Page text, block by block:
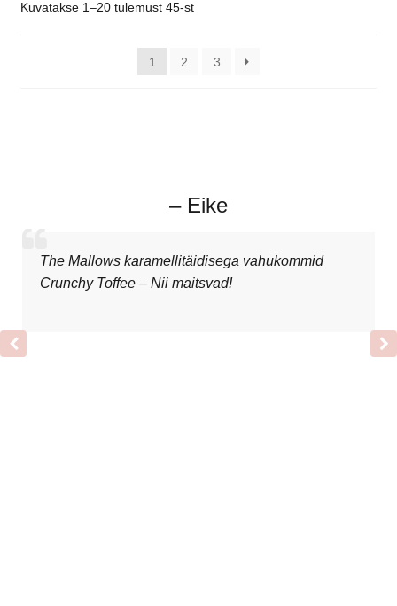
Kuvatakse 1–20 tulemust 45-st
1 2 3
– Eike
The Mallows karamellitäidisega vahukommid
Crunchy Toffee – Nii maitsvad!